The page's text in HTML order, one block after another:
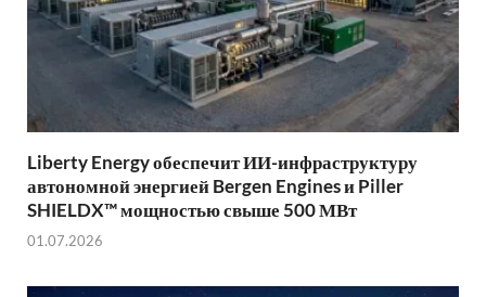
Liberty Energy обеспечит ИИ-инфраструктуру
автономной энергией Bergen Engines и Piller
SHIELDX™ мощностью свыше 500 МВт
01.07.2026